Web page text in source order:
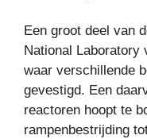
Een groot deel van
National Laboratory
waar verschillende
gevestigd. Een
reactoren hoopt te
rampenbestrijding